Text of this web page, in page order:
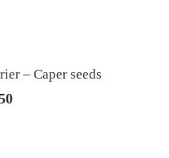
– Caper seeds